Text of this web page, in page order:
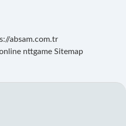
absam.com.tr
nttgame Sitemap